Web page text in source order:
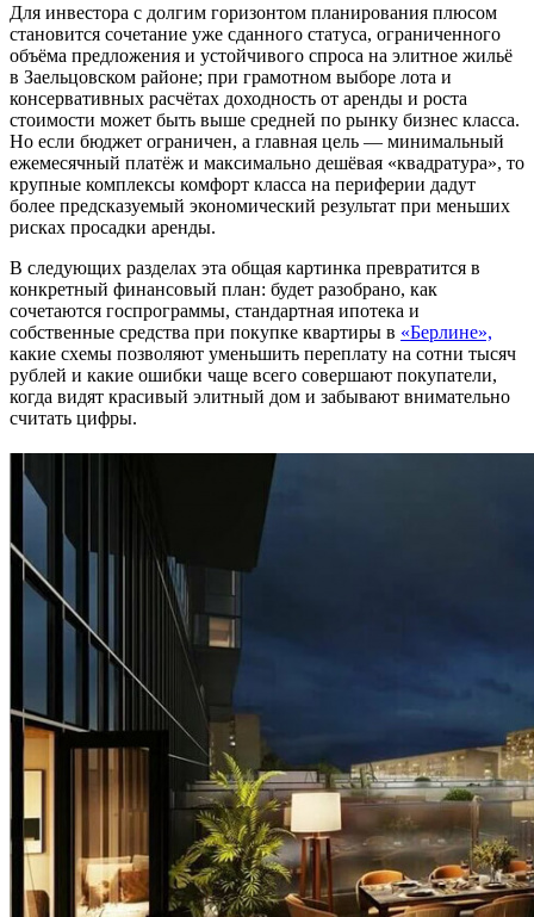
Для инвестора с долгим горизонтом планирования плюсом
становится сочетание уже сданного статуса, ограниченного
объёма предложения и устойчивого спроса на элитное жильё
в Заельцовском районе; при грамотном выборе лота и
консервативных расчётах доходность от аренды и роста
стоимости может быть выше средней по рынку бизнес класса.
Но если бюджет ограничен, а главная цель — минимальный
ежемесячный платёж и максимально дешёвая «квадратура», то
крупные комплексы комфорт класса на периферии дадут
более предсказуемый экономический результат при меньших
рисках просадки аренды.
В следующих разделах эта общая картинка превратится в
конкретный финансовый план: будет разобрано, как
сочетаются госпрограммы, стандартная ипотека и
собственные средства при покупке квартиры в «Берлине»,
какие схемы позволяют уменьшить переплату на сотни тысяч
рублей и какие ошибки чаще всего совершают покупатели,
когда видят красивый элитный дом и забывают внимательно
считать цифры.